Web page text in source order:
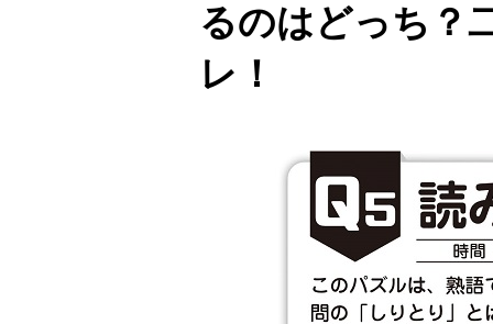
るのはどっち？
レ！